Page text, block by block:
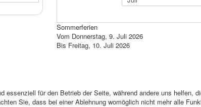
Sommerferien
Vom Donnerstag, 9. Juli 2026
Bis Freitag, 10. Juli 2026
für den Betrieb der Seite, während andere uns
Sie, dass bei einer Ablehnung womöglich nicht mehr alle